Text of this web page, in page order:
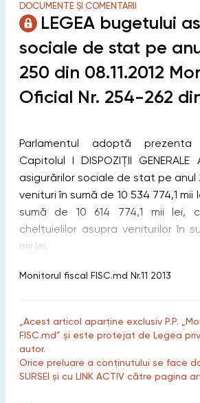
DOCUMENTE ȘI COMENTARII
LEGEA bugetului
sociale de stat pe
250 din 08.11.2012
Oficial Nr. 254-262 din
Parlamentul adoptă
Capitolul I DISPOZIŢII
asigurărilor sociale de stat pe anul
venituri în sumă de 10 534 774,1 mii
sumă de 10 614 774,1 mii lei,
cheltuielilor asupra veniturilor în
mii lei.
Monitorul fiscal FISC.md Nr.11 2013
„Acest articol aparține exclusiv P.P.
FISC.md” și este protejat de Legea
autor.
Orice preluare a conținutului se face
SURSEI și cu LINK ACTIV către pagina